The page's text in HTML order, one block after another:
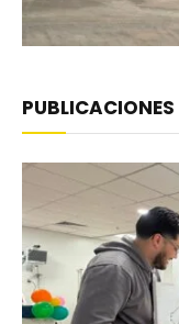
PUBLICACIONES